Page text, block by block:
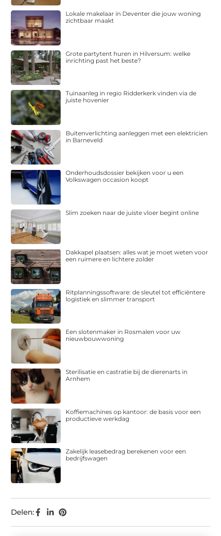
Delen:
Lokale makelaar in Deventer die jouw woning
zichtbaar maakt
Grote partytent huren in Hilversum: welke
inrichting past het beste?
Tuinaanleg in regio Ridderkerk vinden via de
juiste hovenier
Buitenverlichting aanleggen met een elektricien
in Barneveld
Onderhoudsdossier bekijken voor u een
Volkswagen occasion koopt
Slim zoeken naar de juiste vloer begint online
Dakkapel plaatsen: alles wat je moet weten voor
een ruimere en lichtere zolder
Ritplanningssoftware: de sleutel tot efficiëntere
logistiek en slimmer transport
Een slotenmaker in Rosmalen voor uw
nieuwbouwwoning
Sterilisatie en castratie bij de dierenarts in
Arnhem
Koffiemachines op kantoor: de basis voor een
productieve werkdag
Zakelijk leasebedrag berekenen voor een
bedrijfswagen